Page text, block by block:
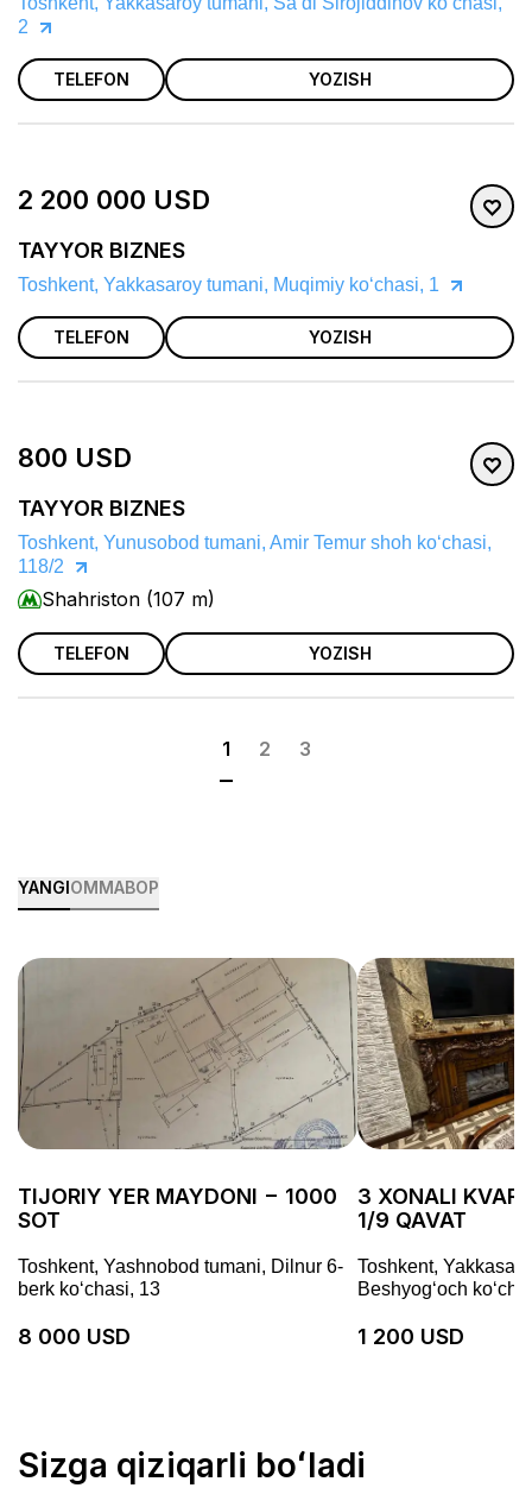
2
TELEFON YOZISH
2 200 000 USD
TAYYOR BIZNES
Toshkent, Yakkasaroy tumani, Muqimiy koʻchasi, 1
TELEFON YOZISH
800 USD
TAYYOR BIZNES
Toshkent, Yunusobod tumani, Amir Temur shoh koʻchasi,
118/2
Shahriston (107 m)
TELEFON YOZISH
1 2 3
YANGIOMMABOP
TIJORIY YER MAYDONI − 1000
SOT
Toshkent, Yashnobod tumani, Dilnur 6-
berk koʻchasi, 13
8 000 USD
3 XONALI
1/9 QAVAT
Toshkent,
Beshyogʻoch
1 200 USD
Sizga qiziqarli boʻladi